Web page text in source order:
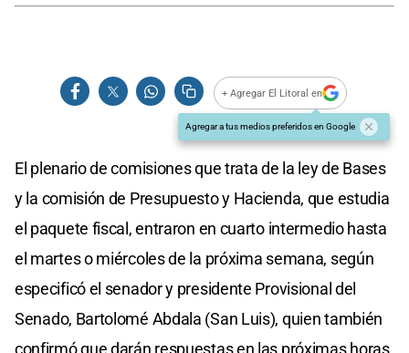
+ Agregar El Litoral en
Agregar a tus medios preferidos en Google
El plenario de comisiones que trata de la ley de Bases
y la comisión de Presupuesto y Hacienda, que estudia
el paquete fiscal, entraron en cuarto intermedio hasta
el martes o miércoles de la próxima semana, según
especificó el senador y presidente Provisional del
Senado, Bartolomé Abdala (San Luis), quien también
confirmó que darán respuestas en las próximas horas